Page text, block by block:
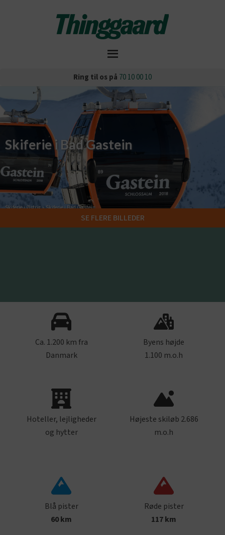
Ring til os på 70 10 00 10
Skiferie i Bad Gastein
SE FLERE BILLEDER
Skiferie i Østrig»Skiferie i Bad Gastein
Ca. 1.200 km fra
Danmark
Byens højde
1.100 m.o.h
Hoteller, lejligheder
og hytter
Højeste skiløb 2.686
m.o.h
Blå pister
60km
Røde pister
117km